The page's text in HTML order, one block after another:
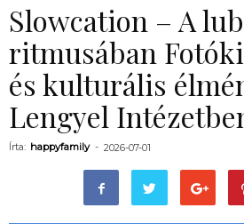
Slowcation – A
ritmusában
és kulturális
Lengyel
Írta: happyfamily - 2026-07-01